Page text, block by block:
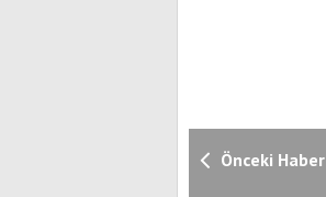
Önceki Haber